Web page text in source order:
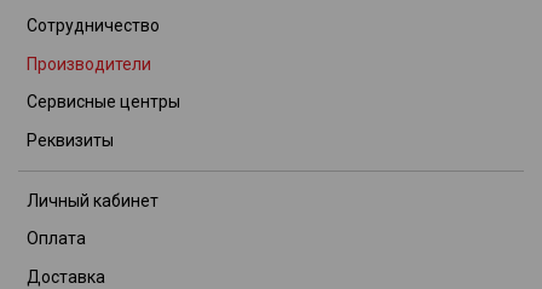
Сотрудничество
Производители
Сервисные центры
Реквизиты
Личный кабинет
Оплата
Доставка